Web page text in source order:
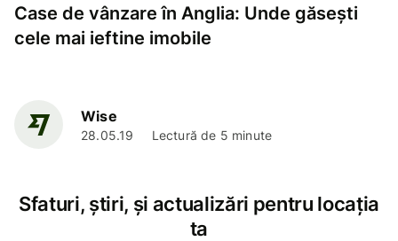
Case de vânzare în Anglia: Unde găsești
cele mai ieftine imobile
Wise
28.05.19 Lectură de 5 minute
Sfaturi, știri, și actualizări pentru locația
ta